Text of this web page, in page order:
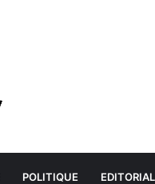
POLITIQUE EDITORIAL